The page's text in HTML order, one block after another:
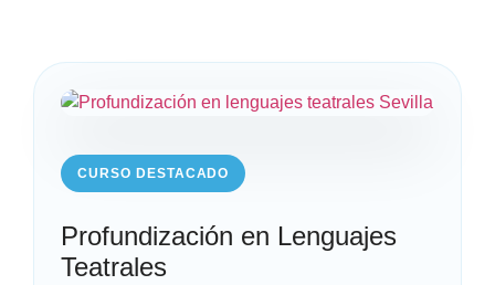
CURSO DESTACADO
Profundización en Lenguajes
Teatrales